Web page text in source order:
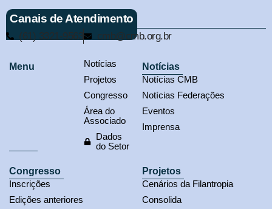
Canais de Atendimento
(61) 3321-9563 cmb@cmb.org.br
Menu
Notícias
Projetos
Congresso
Área do
Associado
Dados
do Setor
Notícias
Notícias CMB
Notícias Federações
Eventos
Imprensa
Congresso
Inscrições
Edições anteriores
Projetos
Cenários da Filantropia
Consolida